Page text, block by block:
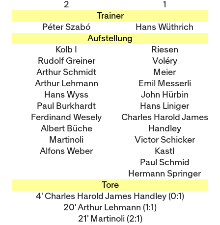
2
1
Trainer
Péter Szabó
Hans Wüthrich
Aufstellung
Kolb I
Rudolf Greiner
Arthur Schmidt
Arthur Lehmann
Hans Wyss
Paul Burkhardt
Ferdinand Wesely
Albert Büche
Martinoli
Alfons Weber
Riesen
Voléry
Meier
Emil Messerli
John Hürbin
Hans Liniger
Charles Harold James
Handley
Victor Schicker
Kastl
Paul Schmid
Hermann Springer
Tore
4' Charles Harold James Handley (0:1)
20' Arthur Lehmann (1:1)
21' Martinoli (2:1)